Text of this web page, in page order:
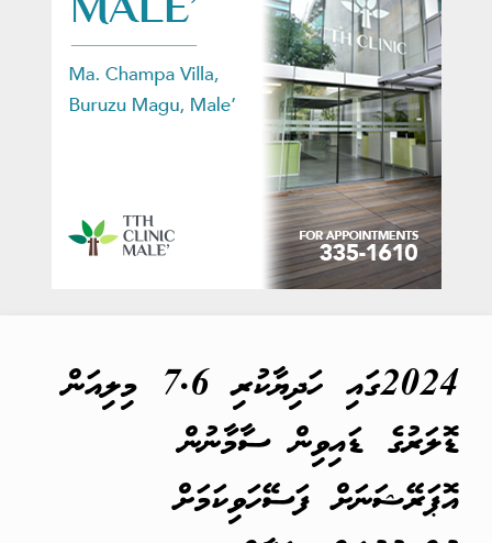
2024ގައި ހަދިޔާކުރި 7.6 މިލިއަން
ޑޮލަރުގެ ޑައިވިން ސާމާނުން
އޮޕަރޭޝަނަށް ފަސޭހަވިކަމަށް